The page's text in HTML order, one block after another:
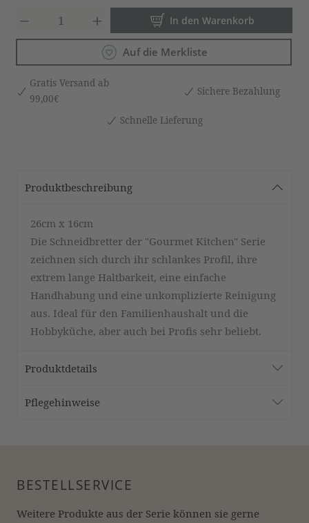
Produkt Anzahl: Gib den
In den Warenkorb
Auf die Merkliste
Gratis Versand ab
99,00€
Sichere Bezahlung
Schnelle Lieferung
Produktbeschreibung
26cm x 16cm
Die Schneidbretter der "Gourmet Kitchen" Serie
zeichnen sich durch ihr schlankes Profil, ihre
extrem lange Haltbarkeit, eine einfache
Handhabung und eine unkomplizierte Reinigung
aus. Ideal für den Familienhaushalt und die
Hobbyküche, aber auch bei Profis sehr beliebt.
Produktdetails
Pflegehinweise
BESTELLSERVICE
Weitere Produkte aus der Serie können sie gerne